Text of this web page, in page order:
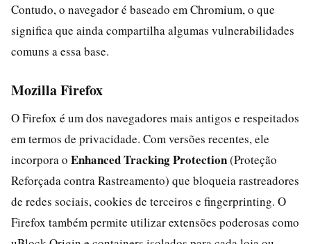
Contudo, o navegador é baseado em Chromium, o que
significa que ainda compartilha algumas vulnerabilidades
comuns a essa base.
Mozilla Firefox
O Firefox é um dos navegadores mais antigos e respeitados
em termos de privacidade. Com versões recentes, ele
incorpora o Enhanced Tracking Protection(Proteção
Reforçada contra Rastreamento) que bloqueia rastreadores
de redes sociais, cookies de terceiros e fingerprinting. O
Firefox também permite utilizar extensões poderosas como